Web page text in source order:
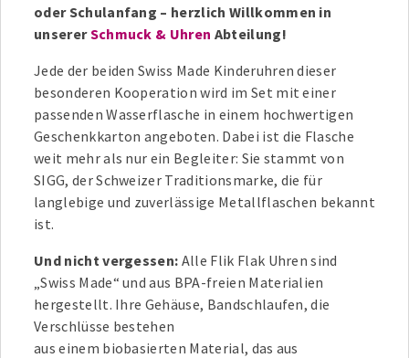
oder Schulanfang – herzlich Willkommen in
unsererSchmuck & Uhren Abteilung!
Jede der beiden Swiss Made Kinderuhren dieser
besonderen Kooperation wird im Set mit einer
passenden Wasserflasche in einem hochwertigen
Geschenkkarton angeboten. Dabei ist die Flasche
weit mehr als nur ein Begleiter: Sie stammt von
SIGG, der Schweizer Traditionsmarke, die für
langlebige und zuverlässige Metallflaschen bekannt
ist.
Und nicht vergessen: Alle Flik Flak Uhren sind
„Swiss Made“ und aus BPA-freien Materialien
hergestellt. Ihre Gehäuse, Bandschlaufen, die
Verschlüsse bestehen
aus einem biobasierten Material, das aus